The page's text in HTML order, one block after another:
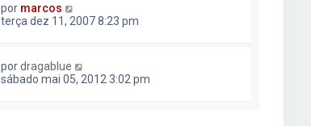
por marcos
terça dez 11, 2007 8:23 pm
pordragablue
sábado mai 05, 2012 3:02 pm